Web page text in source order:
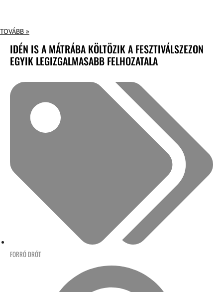
TOVÁBB »
IDÉN IS A MÁTRÁBA KÖLTÖZIK A FESZTIVÁLSZEZON
EGYIK LEGIZGALMASABB FELHOZATALA
FORRÓ DRÓT